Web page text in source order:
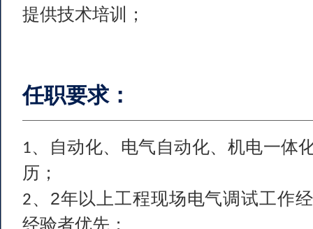
1、机械相关专业大专以上，具有三
验；
2、精通使用机械设计软件
一种，熟练使用Office办公软件；